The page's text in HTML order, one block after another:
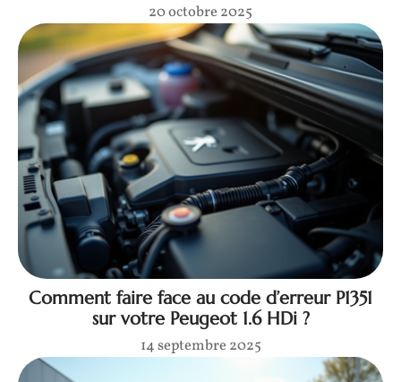
20 octobre 2025
Comment faire face au code d’erreur P1351
sur votre Peugeot 1.6 HDi ?
14 septembre 2025